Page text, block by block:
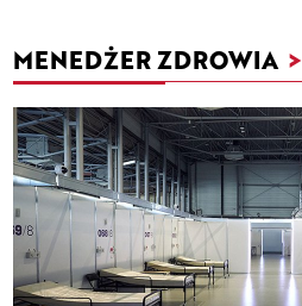
MENEDŻER ZDROWIA >